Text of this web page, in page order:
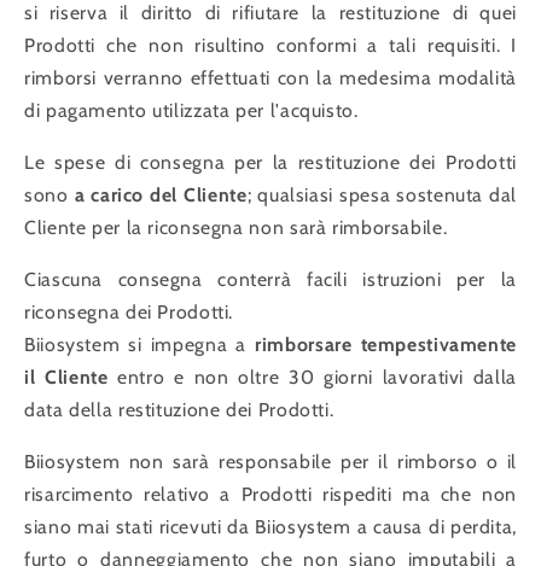
si riserva il diritto di rifiutare la restituzione di quei
Prodotti che non risultino conformi a tali requisiti. I
rimborsi verranno effettuati con la medesima modalità
di pagamento utilizzata per l'acquisto.
Le spese di consegna per la restituzione dei Prodotti
sono a carico del Cliente; qualsiasi spesa sostenuta dal
Cliente per la riconsegna non sarà rimborsabile.
Ciascuna consegna conterrà facili istruzioni per la
riconsegna dei Prodotti.
Biiosystem si impegna a rimborsare tempestivamente
il Cliente entro e non oltre 30 giorni lavorativi dalla
data della restituzione dei Prodotti.
Biiosystem non sarà responsabile per il rimborso o il
risarcimento relativo a Prodotti rispediti ma che non
siano mai stati ricevuti da Biiosystem a causa di perdita,
furto o danneggiamento che non siano imputabili a